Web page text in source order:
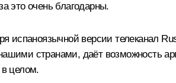
это очень благодарны.
испаноязычной версии телеканал
странами, даёт возможность
целом.